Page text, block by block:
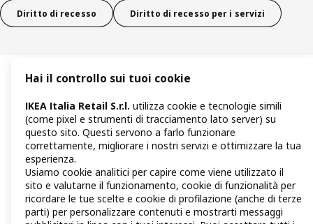
Diritto di recesso
Diritto di recesso per i servizi
Hai il controllo sui tuoi cookie
IKEA Italia Retail S.r.l. utilizza cookie e tecnologie simili
(come pixel e strumenti di tracciamento lato server) su
questo sito. Questi servono a farlo funzionare
correttamente, migliorare i nostri servizi e ottimizzare la tua
esperienza.
Usiamo cookie analitici per capire come viene utilizzato il
sito e valutarne il funzionamento, cookie di funzionalità per
ricordare le tue scelte e cookie di profilazione (anche di terze
parti) per personalizzare contenuti e mostrarti messaggi